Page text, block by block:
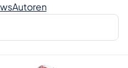
Autoren